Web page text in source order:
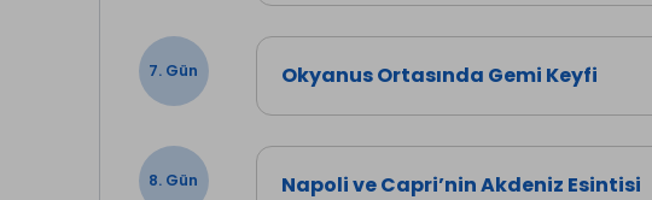
7. Gün Okyanus Ortasında Gemi Keyfi
8. Gün Napoli ve Capri’nin Akdeniz Esintisi